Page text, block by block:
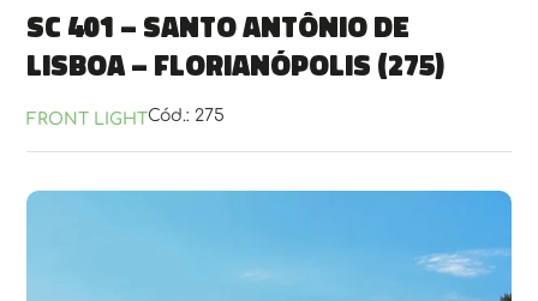
SC 401 – Santo Antônio de
Lisboa – Florianópolis (275)
FRONT LIGHTCód.: 275